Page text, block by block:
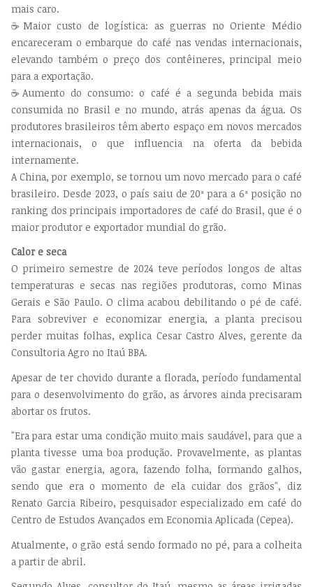
mais caro.
☕Maior custo de logística: as guerras no Oriente Médio
encareceram o embarque do café nas vendas internacionais,
elevando também o preço dos contêineres, principal meio
para a exportação.
☕Aumento do consumo: o café é a segunda bebida mais
consumida no Brasil e no mundo, atrás apenas da água. Os
produtores brasileiros têm aberto espaço em novos mercados
internacionais, o que influencia na oferta da bebida
internamente.
A China, por exemplo, se tornou um novo mercado para o café
brasileiro. Desde 2023, o país saiu de 20ª para a 6ª posição no
ranking dos principais importadores de café do Brasil, que é o
maior produtor e exportador mundial do grão.
Calor e seca
O primeiro semestre de 2024 teve períodos longos de altas
temperaturas e secas nas regiões produtoras, como Minas
Gerais e São Paulo. O clima acabou debilitando o pé de café.
Para sobreviver e economizar energia, a planta precisou
perder muitas folhas, explica Cesar Castro Alves, gerente da
Consultoria Agro no Itaú BBA.
Apesar de ter chovido durante a florada, período fundamental
para o desenvolvimento do grão, as árvores ainda precisaram
abortar os frutos.
"Era para estar uma condição muito mais saudável, para que a
planta tivesse uma boa produção. Provavelmente, as plantas
vão gastar energia, agora, fazendo folha, formando galhos,
sendo que era o momento de ela cuidar dos grãos", diz
Renato Garcia Ribeiro, pesquisador especializado em café do
Centro de Estudos Avançados em Economia Aplicada (Cepea).
Atualmente, o grão está sendo formado no pé, para a colheita
a partir de abril.